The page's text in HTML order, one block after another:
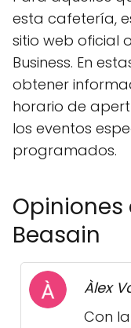
esta cafetería,
sitio web oficial
Business. En
obtener
horario de
los eventos
programados.
Opiniones
Beasain
Àlex
Con